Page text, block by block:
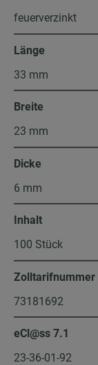
feuerverzinkt
Länge
33 mm
Breite
23 mm
Dicke
6 mm
Inhalt
100 Stück
Zolltarifnummer
73181692
eCl@ss 7.1
23-36-01-92